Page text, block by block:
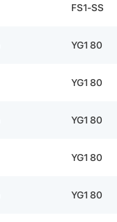
FS1-SS
YG1 80
YG1 80
YG1 80
YG1 80
YG1 80